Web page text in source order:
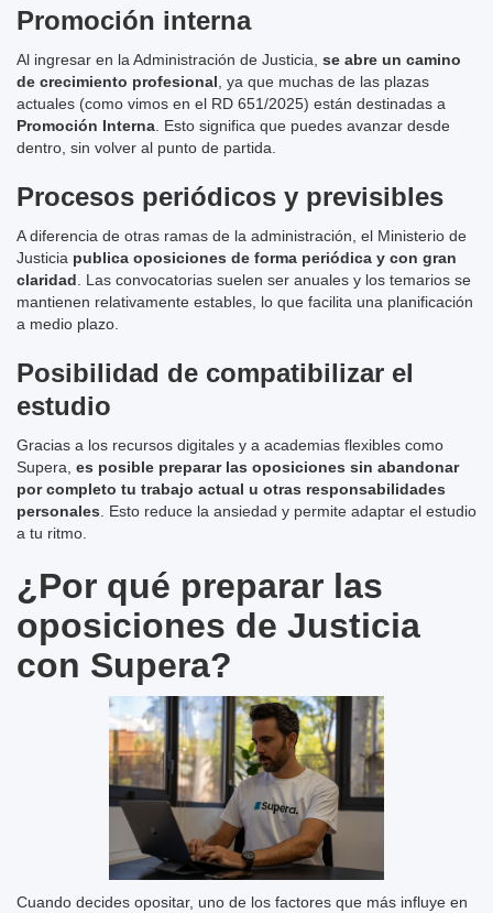
Promoción interna
Al ingresar en la Administración de Justicia, se abre un camino
de crecimiento profesional, ya que muchas de las plazas
actuales (como vimos en el RD 651/2025) están destinadas a
Promoción Interna. Esto significa que puedes avanzar desde
dentro, sin volver al punto de partida.
Procesos periódicos y previsibles
A diferencia de otras ramas de la administración, el Ministerio de
Justicia publica oposiciones de forma periódica y con gran
claridad. Las convocatorias suelen ser anuales y los temarios se
mantienen relativamente estables, lo que facilita una planificación
a medio plazo.
Posibilidad de compatibilizar el
estudio
Gracias a los recursos digitales y a academias flexibles como
Supera, es posible preparar las oposiciones sin abandonar
por completo tu trabajo actual u otras responsabilidades
personales. Esto reduce la ansiedad y permite adaptar el estudio
a tu ritmo.
¿Por qué preparar las
oposiciones de Justicia
con Supera?
Cuando decides opositar, uno de los factores que más influye en